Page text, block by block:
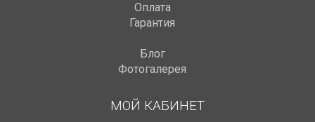
Оплата
Гарантия
Блог
Фотогалерея
МОЙ КАБИНЕТ